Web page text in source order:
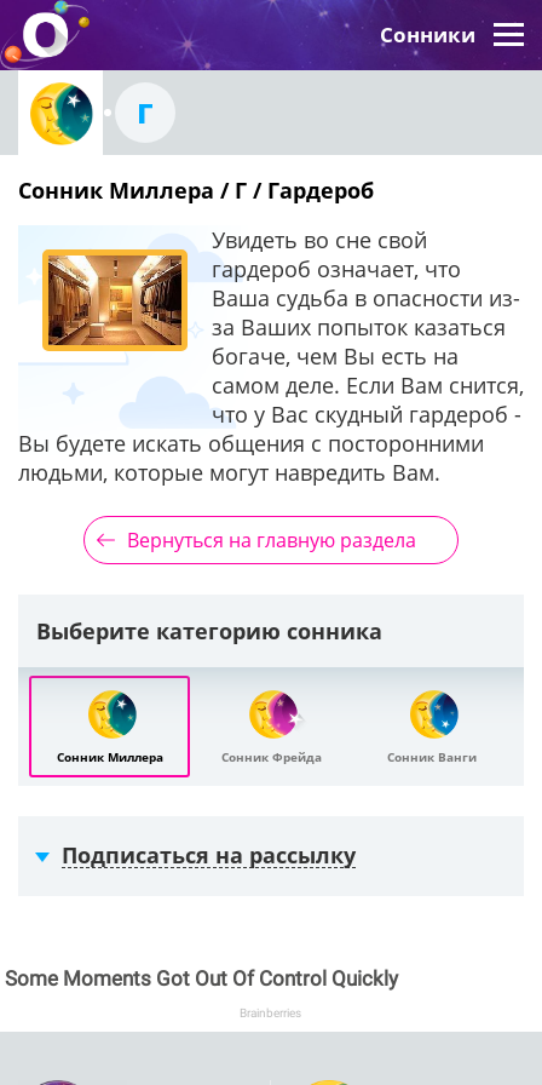
Сонники
Г
Сонник Миллера / Г / Гардероб
Увидеть во сне свой
гардероб означает, что
Ваша судьба в опасности из-
за Ваших попыток казаться
богаче, чем Вы есть на
самом деле. Если Вам снится,
что у Вас скудный гардероб -
Вы будете искать общения с посторонними
людьми, которые могут навредить Вам.
Вернуться на главную раздела
Выберите категорию сонника
Сонник Миллера Сонник Фрейда Сонник Ванги
Подписаться на рассылку
Some Moments Got Out Of Control Quickly
Brainberries